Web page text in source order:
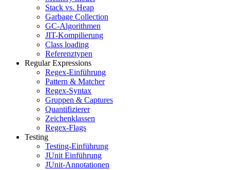
Stack vs. Heap
Garbage Collection
GC-Algorithmen
JIT-Kompilierung
Class loading
Referenztypen
Regular Expressions
Regex-Einführung
Pattern & Matcher
Regex-Syntax
Gruppen & Captures
Quantifizierer
Zeichenklassen
Regex-Flags
Testing
Testing-Einführung
JUnit Einführung
JUnit-Annotationen